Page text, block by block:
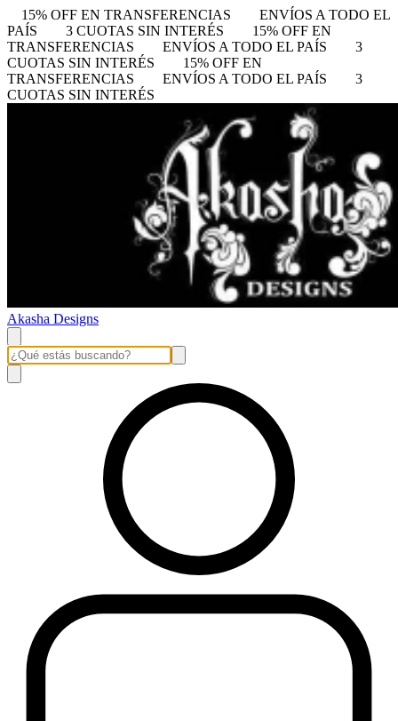
15% OFF EN TRANSFERENCIAS
ENVÍOS A TODO EL
PAÍS
3 CUOTAS SIN INTERÉS
15% OFF EN
TRANSFERENCIAS
ENVÍOS A TODO EL PAÍS
3
CUOTAS SIN INTERÉS
15% OFF EN
TRANSFERENCIAS
ENVÍOS A TODO EL PAÍS
3
CUOTAS SIN INTERÉS
Akasha Designs